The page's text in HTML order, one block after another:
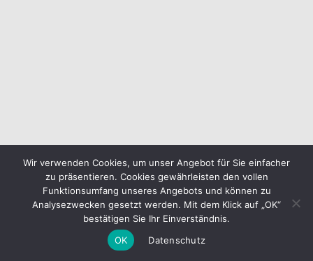
Wir verwenden Cookies, um unser Angebot für Sie einfacher
zu präsentieren. Cookies gewährleisten den vollen
Funktionsumfang unseres Angebots und können zu
Analysezwecken gesetzt werden. Mit dem Klick auf „OK“
bestätigen Sie Ihr Einverständnis.
OK
Datenschutz